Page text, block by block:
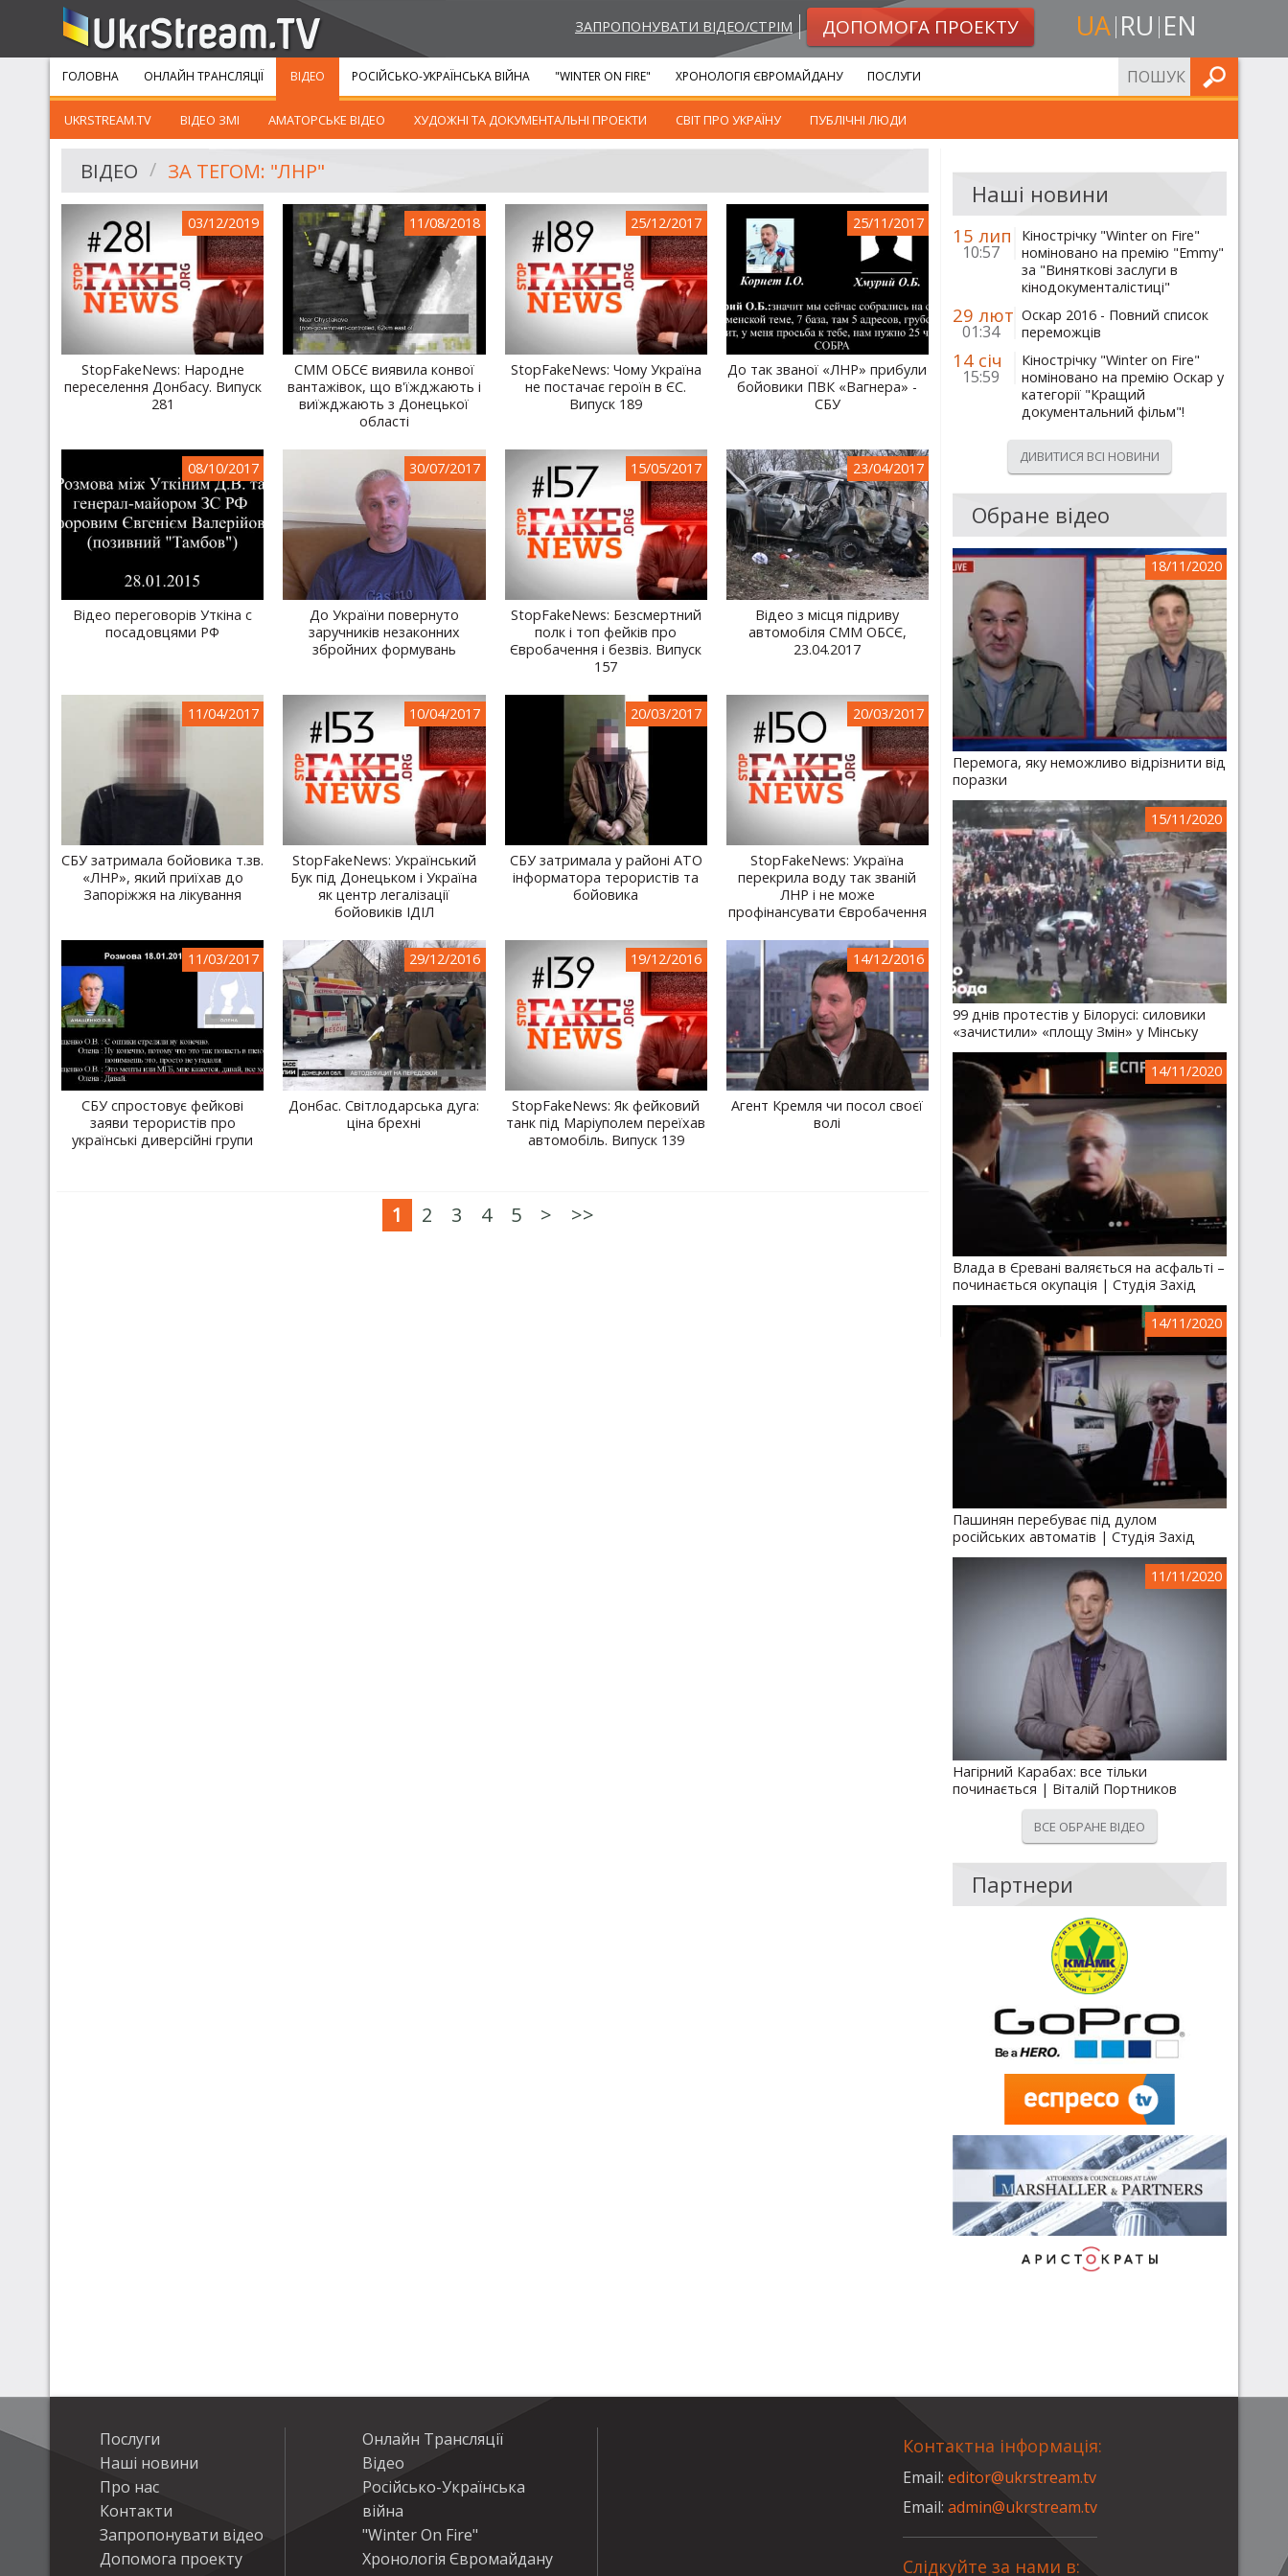
ЗАПРОПОНУВАТИ ВІДЕО/СТРІМ ДОПОМОГА ПРОЕКТУ UA RU EN
ГОЛОВНА ОНЛАЙН ТРАНСЛЯЦІЇ ВІДЕО
UKRSTREAM.TV ВІДЕО ЗМІ АМАТОРСЬКЕ ВІДЕО ХУДОЖНІ ТА ДОКУМЕНТАЛЬНІ ПРОЕКТИ СВІТ ПРО УКРАЇНУ ПУБЛІЧНІ ЛЮДИ
РОСІЙСЬКО-УКРАЇНСЬКА ВІЙНА "WINTER ON FIRE" ХРОНОЛОГІЯ ЄВРОМАЙДАНУ ПОСЛУГИ ШУКАТИ
ВІДЕО ЗА ТЕГОМ: "ЛНР"
03/12/2019
StopFakeNews: Народне
переселення Донбасу. Випуск
281
11/08/2018
СММ ОБСЄ виявила конвої
вантажівок, що в'їжджають і
виїжджають з Донецької
області
25/12/2017
StopFakeNews: Чому Україна
не постачає героїн в ЄС.
Випуск 189
25/11/2017
До так званої «ЛНР» прибули
бойовики ПВК «Вагнера» -
СБУ
08/10/2017
Відео переговорів Уткіна с
посадовцями РФ
30/07/2017
До України повернуто
заручників незаконних
збройних формувань
15/05/2017
StopFakeNews: Безсмертний
полк і топ фейків про
Євробачення і безвіз. Випуск
157
23/04/2017
Відео з місця підриву
автомобіля СММ ОБСЄ,
23.04.2017
11/04/2017
СБУ затримала бойовика т.зв.
«ЛНР», який приїхав до
Запоріжжя на лікування
10/04/2017
StopFakeNews: Український
Бук під Донецьком і Україна
як центр легалізації
бойовиків ІДІЛ
20/03/2017
СБУ затримала у районі АТО
інформатора терористів та
бойовика
20/03/2017
StopFakeNews: Україна
перекрила воду так званій
ЛНР і не може
профінансувати Євробачення
11/03/2017
СБУ спростовує фейкові
заяви терористів про
українські диверсійні групи
29/12/2016
Донбас. Світлодарська дуга:
ціна брехні
19/12/2016
StopFakeNews: Як фейковий
танк під Маріуполем переїхав
автомобіль. Випуск 139
14/12/2016
Агент Кремля чи посол своєї
волі
1 2 3 4 5 > >>
Наші новини
15 лип
10:57
Кінострічку "Winter on Fire"
номіновано на премію "Emmy"
за "Виняткові заслуги в
кінодокументалістиці"
29 лют
01:34
Оскар 2016 - Повний список
переможців
14 січ
15:59
Кінострічку "Winter on Fire"
номіновано на премію Оскар у
категорії "Кращий
документальний фільм"!
ДИВИТИСЯ ВСІ НОВИНИ
Обране відео
18/11/2020
Перемога, яку неможливо відрізнити від
поразки
15/11/2020
99 днів протестів у Білорусі: силовики
«зачистили» «площу Змін» у Мінську
14/11/2020
Влада в Єревані валяється на асфальті –
починається окупація | Студія Захід
14/11/2020
Пашинян перебуває під дулом
російських автоматів | Студія Захід
11/11/2020
Нагірний Карабах: все тільки
починається | Віталій Портников
ВСЕ ОБРАНЕ ВІДЕО
Партнери
Послуги
Наші новини
Про нас
Контакти
Запропонувати відео
Допомога проекту
Онлайн Трансляції
Відео
Російсько-Українська
війна
"Winter On Fire"
Хронологія Євромайдану
Контактна інформація:
Email:editor@ukrstream.tv
Email:admin@ukrstream.tv
Слідкуйте за нами в: